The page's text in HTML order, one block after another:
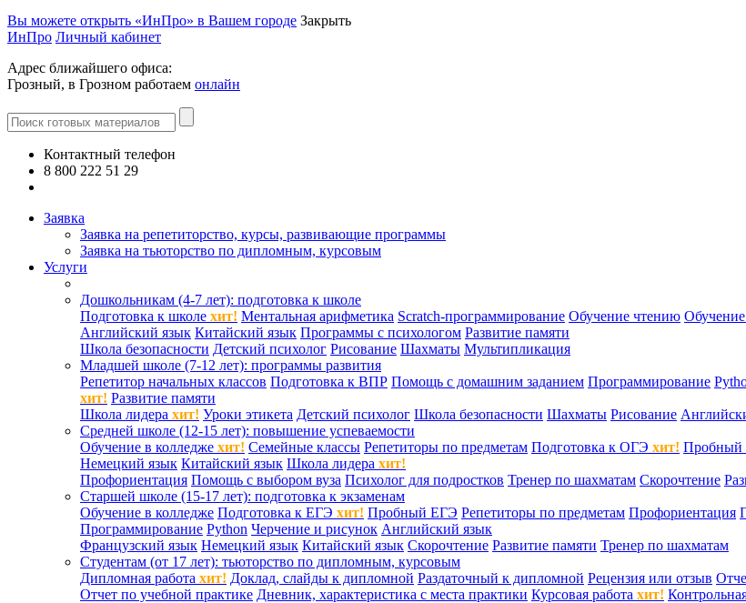
Вы можете открыть «ИнПро» в Вашем городе Закрыть
ИнПро Личный кабинет
Адрес ближайшего офиса:
Грозный, в Грозном работаем онлайн
Контактный телефон
8 800 222 51 29
Заявка
Заявка на репетиторство, курсы, развивающие программы
Заявка на тьюторство по дипломным, курсовым
Услуги
Дошкольникам (4-7 лет): подготовка к школе
Подготовка к школе хит! Ментальная арифметика Scratch-программирование Обучение чтению
Английский язык Китайский язык Программы с психологом Развитие памяти
Школа безопасности Детский психолог Рисование Шахматы Мультипликация
Младшей школе (7-12 лет): программы развития
Репетитор начальных классов Подготовка к ВПР Помощь с домашним заданием Программирование
хит! Развитие памяти
Школа лидера хит! Уроки этикета Детский психолог Школа безопасности Шахматы Рисование
Средней школе (12-15 лет): повышение успеваемости
Обучение в колледже хит! Семейные классы Репетиторы по предметам Подготовка к ОГЭ хит!
Немецкий язык Китайский язык Школа лидера хит!
Профориентация Помощь с выбором вуза Психолог для подростков Тренер по шахматам Скорочтение
Старшей школе (15-17 лет): подготовка к экзаменам
Обучение в колледже Подготовка к ЕГЭ хит! Пробный ЕГЭ Репетиторы по предметам Профориентация
Программирование Python Черчение и рисунок Английский язык
Французский язык Немецкий язык Китайский язык Скорочтение Развитие памяти Тренер по шахматам
Студентам (от 17 лет): тьюторство по дипломным, курсовым
Дипломная работа хит! Доклад, слайды к дипломной Раздаточный к дипломной Рецензия или отзыв
Отчет по учебной практике Дневник, характеристика с места практики Курсовая работа хит!